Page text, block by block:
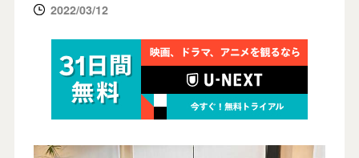
2022/03/12